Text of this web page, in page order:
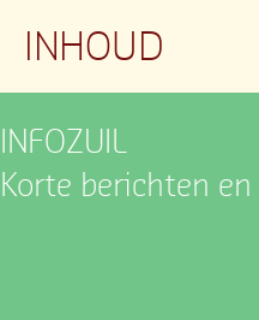
INHOUD
INFOZUIL
Korte berichten